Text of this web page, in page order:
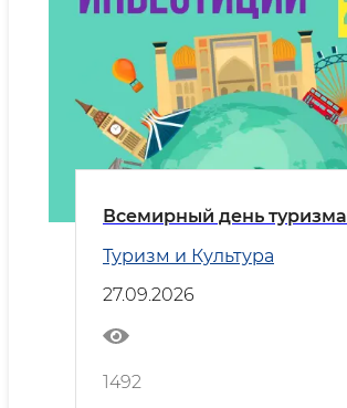
Всемирный день туризма
Туризм и Культура
27.09.2026
1492